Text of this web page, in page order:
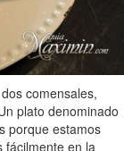
comensales,
plato denominado
porque estamos
fácilmente en la